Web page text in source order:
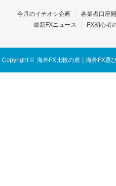
今月のイチオシ企画 各業者口座
最新FXニュース
FX初心者
Copyright © 海外FX比較の虎｜海外FX選